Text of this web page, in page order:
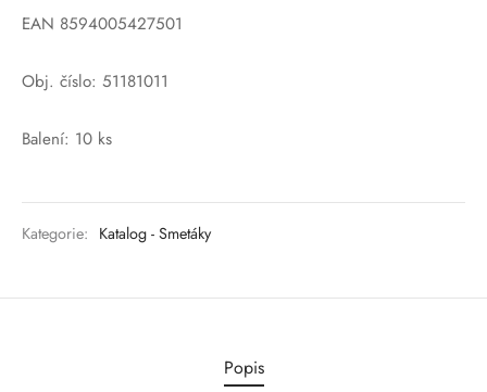
EAN 8594005427501
Obj. číslo: 51181011
Balení: 10 ks
Kategorie: Katalog - Smetáky
Popis